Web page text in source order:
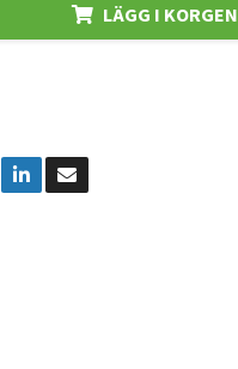
LÄGG I KORGEN